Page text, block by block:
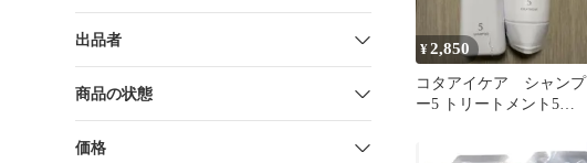
出品者
商品の状態
価格
¥2,850
コタアイケア シャンプ
ー5 トリートメント5